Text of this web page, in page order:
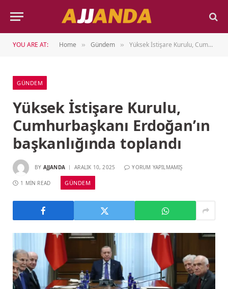
YOU ARE AT: Home » Gündem » Yüksek İstişare Kurulu, Cumhurbaşkanı Erdoğan’ın başkanlığında toplandı
GÜNDEM
Yüksek İstişare Kurulu,
Cumhurbaşkanı Erdoğan’ın
başkanlığında toplandı
BY AJJANDA ARALIK 10, 2025 YORUM YAPILMAMIŞ
1 MIN READ GÜNDEM